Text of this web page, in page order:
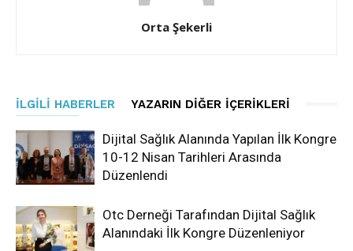
Orta Şekerli
İLGILI HABERLER YAZARIN DIĞER İÇERIKLERI
Dijital Sağlık Alanında Yapılan İlk Kongre
10-12 Nisan Tarihleri Arasında
Düzenlendi
Otc Derneği Tarafından Dijital Sağlık
Alanındaki İlk Kongre Düzenleniyor